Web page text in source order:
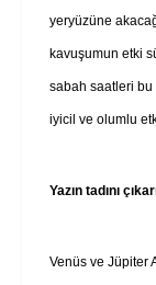
yeryüzüne
kavuşumun etki
sabah saatleri bu
iyicil ve olumlu
Yazın tadını
Venüs ve Jüpiter